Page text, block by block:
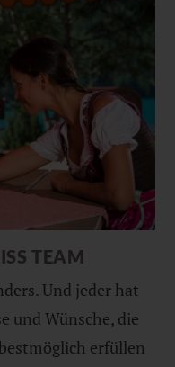
TEAM
Und jeder hat
und Wünsche, die
erfüllen